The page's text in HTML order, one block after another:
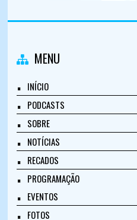
MENU
INÍCIO
PODCASTS
SOBRE
NOTÍCIAS
RECADOS
PROGRAMAÇÃO
EVENTOS
FOTOS